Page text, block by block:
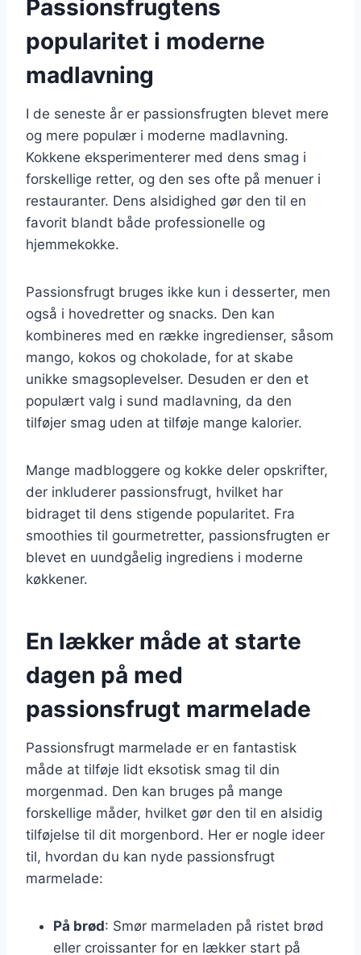
Passionsfrugtens
popularitet i moderne
madlavning
I de seneste år er passionsfrugten blevet mere
og mere populær i moderne madlavning.
Kokkene eksperimenterer med dens smag i
forskellige retter, og den ses ofte på menuer i
restauranter. Dens alsidighed gør den til en
favorit blandt både professionelle og
hjemmekokke.
Passionsfrugt bruges ikke kun i desserter, men
også i hovedretter og snacks. Den kan
kombineres med en række ingredienser, såsom
mango, kokos og chokolade, for at skabe
unikke smagsoplevelser. Desuden er den et
populært valg i sund madlavning, da den
tilføjer smag uden at tilføje mange kalorier.
Mange madbloggere og kokke deler opskrifter,
der inkluderer passionsfrugt, hvilket har
bidraget til dens stigende popularitet. Fra
smoothies til gourmetretter, passionsfrugten er
blevet en uundgåelig ingrediens i moderne
køkkener.
En lækker måde at starte
dagen på med
passionsfrugt marmelade
Passionsfrugt marmelade er en fantastisk
måde at tilføje lidt eksotisk smag til din
morgenmad. Den kan bruges på mange
forskellige måder, hvilket gør den til en alsidig
tilføjelse til dit morgenbord. Her er nogle ideer
til, hvordan du kan nyde passionsfrugt
marmelade:
På brød: Smør marmeladen på ristet brød
eller croissanter for en lækker start på